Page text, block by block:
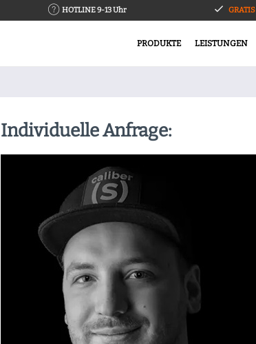
HOTLINE 9-13 Uhr GRATIS
PRODUKTE LEISTUNGEN
Individuelle Anfrage: